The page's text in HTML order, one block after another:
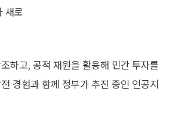
새로
하고, 공적 재원을 활용해 민간 투자를
경험과 함께 정부가 추진 중인 인공지